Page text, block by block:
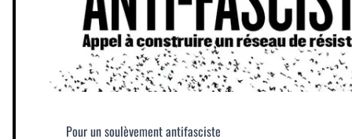
Pour un soulèvement antifasciste